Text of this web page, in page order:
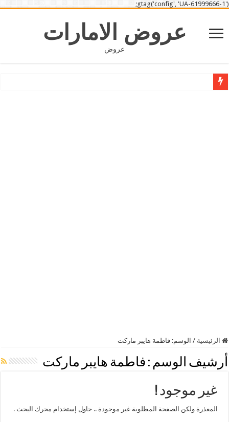
gtag('config', 'UA-61999666-1');
عروض الامارات
عروض
الرئيسية / الوسم:فاطمة هايبر ماركت
أرشيف الوسم : فاطمة هايبر ماركت
غير موجود !
المعذرة ولكن الصفحة المطلوبة غير موجودة .. حاول إستخدام محرك البحث .